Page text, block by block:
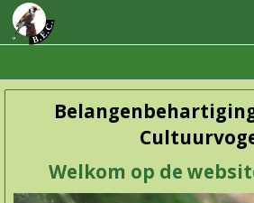
Welkom op de